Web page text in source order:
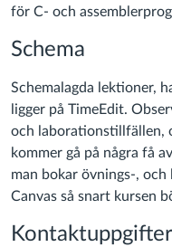
för C- och
Schema
Schemalagda lektioner,
ligger på TimeEdit.
och laborationstillfällen,
kommer gå på några få
man bokar övnings-,
Canvas så snart kursen
Kontaktuppgifter